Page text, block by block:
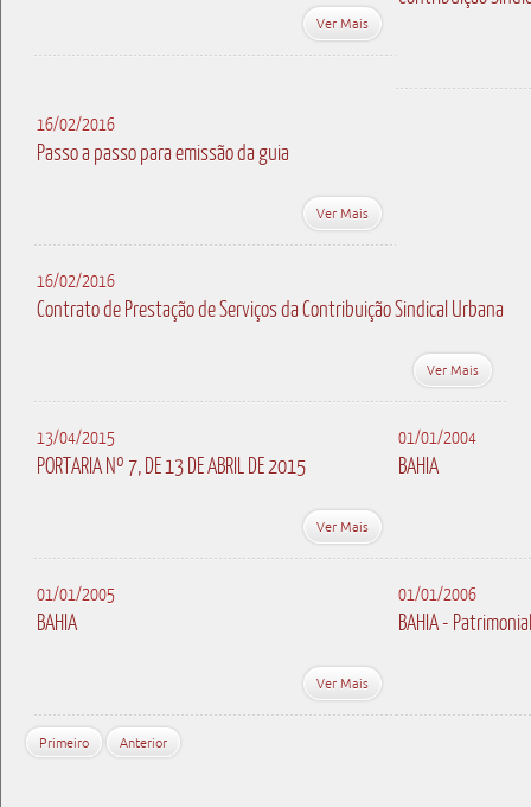
Ver Mais
16/02/2016
Passo a passo para emissão da guia
Ver Mais
16/02/2016
Contrato de Prestação de Serviços da Contribuição Sindical Urbana
Ver Mais
13/04/2015
PORTARIA Nº 7, DE 13 DE ABRIL DE 2015
Ver Mais
01/01/2004
BAHIA
01/01/2005
BAHIA
Ver Mais
01/01/2006
BAHIA - Patrimonial
Primeiro Anterior